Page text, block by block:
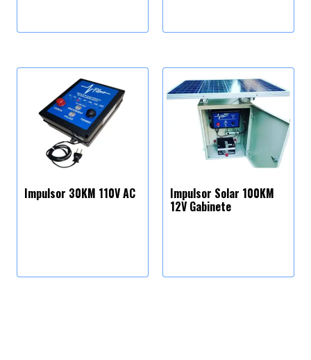
Impulsor 30KM 110V AC Impulsor Solar 100KM
12V Gabinete